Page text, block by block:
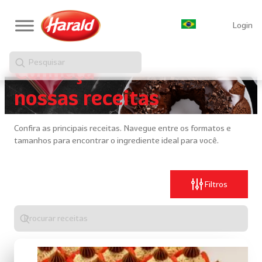
Login
Pesquisar
Conheça
nossas receitas
Confira as principais receitas. Navegue entre os formatos e
tamanhos para encontrar o ingrediente ideal para você.
Filtros
Digite
algo
para
realizar